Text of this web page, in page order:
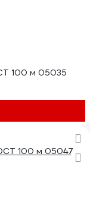
100 м 05035